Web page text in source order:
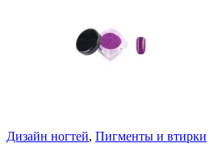
Дизайн ногтей, Пигменты и втирки